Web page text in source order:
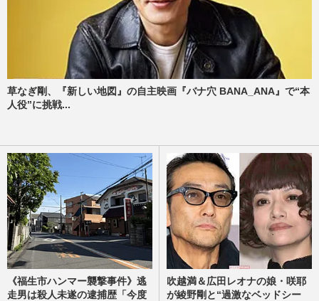
草なぎ剛、『新しい地図』の自主映画『バナ穴 BANA_ANA』で“本
人役”に挑戦...
《福生市ハンマー襲撃事件》逃
走男は殺人未遂の逮捕歴「今度
吹越満＆広田レオナの娘・咲耶
が綾野剛と“過激なベッドシー